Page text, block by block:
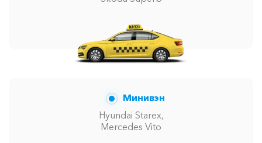
Минивэн
Hyundai Starex,
Mercedes Vito